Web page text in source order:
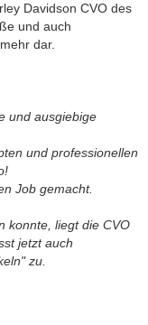
Davidson CVO des
und auch
dar.
und ausgiebige
und professionellen
Job gemacht.
konnte, liegt die CVO
jetzt auch
zu.